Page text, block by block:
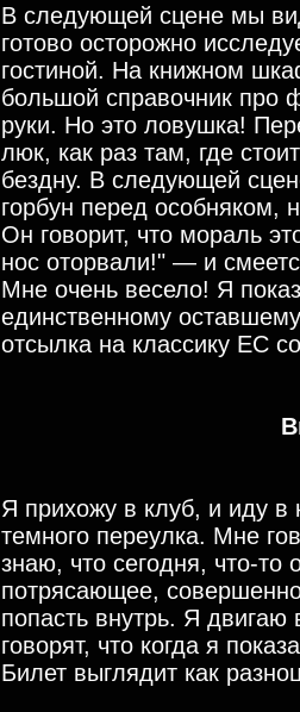
В следующей сцене мы
готово осторожно
гостиной. На книжном
большой справочник про
руки. Но это ловушка!
люк, как раз там, где
бездну. В следующей
горбун перед особняком,
Он говорит, что мораль
нос оторвали!" — и
Мне очень весело! Я
единственному
отсылка на классику EC
Я прихожу в клуб, и иду в
темного переулка. Мне
знаю, что сегодня, что-то
потрясающее,
попасть внутрь. Я
говорят, что когда я
Билет выглядит как